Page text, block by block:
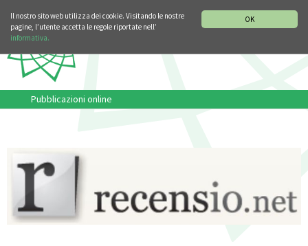
OK
Il nostro sito web utilizza dei cookie. Visitando le nostre
pagine, l’utente accetta le regole riportate nell’
informativa.
Pubblicazioni online